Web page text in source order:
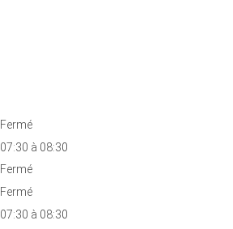
Fermé
07:30 à 08:30
Fermé
Fermé
07:30 à 08:30